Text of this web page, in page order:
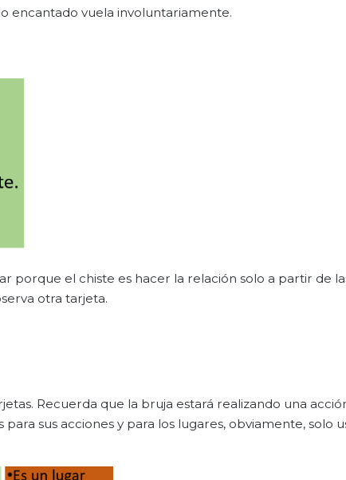
encantado vuela involuntariamente.
porque el chiste es hacer la relación solo a partir de
otra tarjeta.
Recuerda que la bruja estará realizando una
sus acciones y para los lugares, obviamente, solo